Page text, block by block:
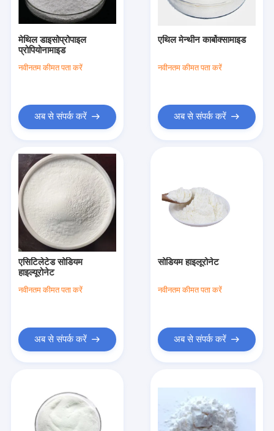
उत्पाद
हमारे बारे में
मेथिल डाइसोप्रोपाइल
प्रोपियोनामाइड
नवीनतम कीमत पता करें
अब से संपर्क करें
एथिल मेन्थीन कार्बोक्सामाइड
नवीनतम कीमत पता करें
अब से संपर्क करें
एसिटिलेटेड सोडियम
हाइल्यूरोनेट
नवीनतम कीमत पता करें
अब से संपर्क करें
सोडियम हाइलूरोनेट
नवीनतम कीमत पता करें
अब से संपर्क करें